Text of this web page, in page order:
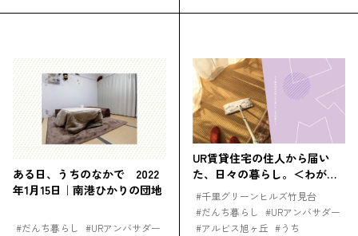
ある日、うちのなかで 2022
年1月15日｜南港ひかりの団地
#だんち暮らし #URアンバサダー
UR賃貸住宅の住人から届い
た、日々の暮らし。＜わが家
の掃除術編＞
#千里グリーンヒルズ竹見台
#だんち暮らし #URアンバサダー
#アルビス旭ヶ丘 #うち